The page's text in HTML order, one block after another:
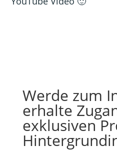
Werde zum
erhalte
exklusiven